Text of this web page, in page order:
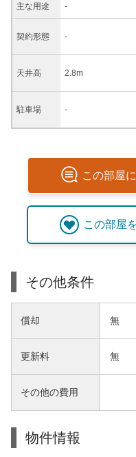
主な用途 -
契約形態 -
天井高 2.8m
駐車場 -
この部屋
この部屋
その他条件
償却 無
更新料 無
その他の費用
物件情報